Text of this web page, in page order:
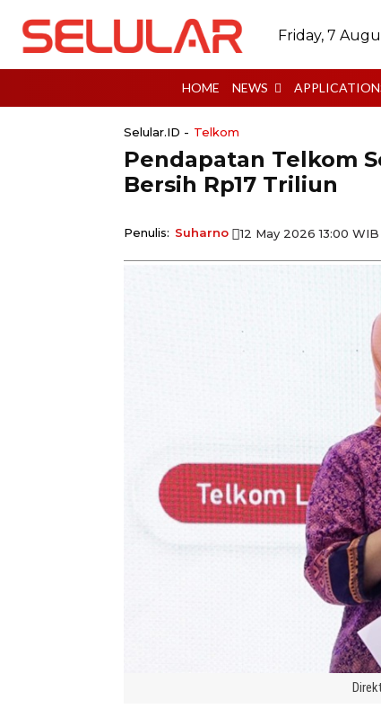
Friday, 7
HOME NEWS
Selular.ID - Telkom
Pendapatan Telkom
Bersih Rp17 Triliun
Penulis: Suharno 12 May 2026 13:00 WIB